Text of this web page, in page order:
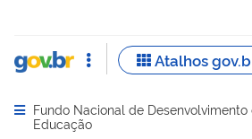
Abrir menu principal de navegação
Fundo Nacional de Desenvolvimento
Educação